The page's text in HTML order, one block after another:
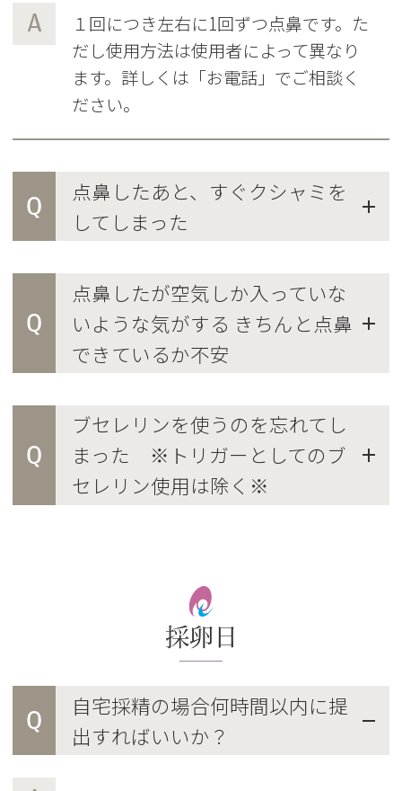
A
１回につき左右に1回ずつ点鼻です。た
だし使用方法は使用者によって異なり
ます。詳しくは「お電話」でご相談く
ださい。
Q
点鼻したあと、すぐクシャミを
してしまった
Q
点鼻したが空気しか入っていな
いような気がする きちんと点鼻
できているか不安
Q
ブセレリンを使うのを忘れてし
まった ※トリガーとしてのブ
セレリン使用は除く※
採卵日
Q
自宅採精の場合何時間以内に提
出すればいいか？